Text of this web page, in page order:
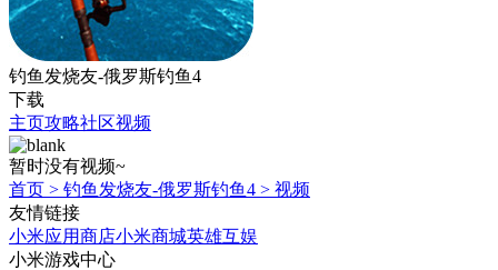
钓鱼发烧友-俄罗斯钓鱼4
下载
主页攻略社区视频
暂时没有视频~
首页 > 钓鱼发烧友-俄罗斯钓鱼4 > 视频
友情链接
小米应用商店小米商城英雄互娱
小米游戏中心